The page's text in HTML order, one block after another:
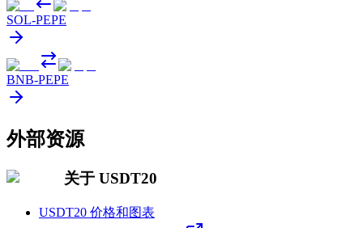
SOL-PEPE
BNB-PEPE
外部资源
关于 USDT20
USDT20 价格和图表